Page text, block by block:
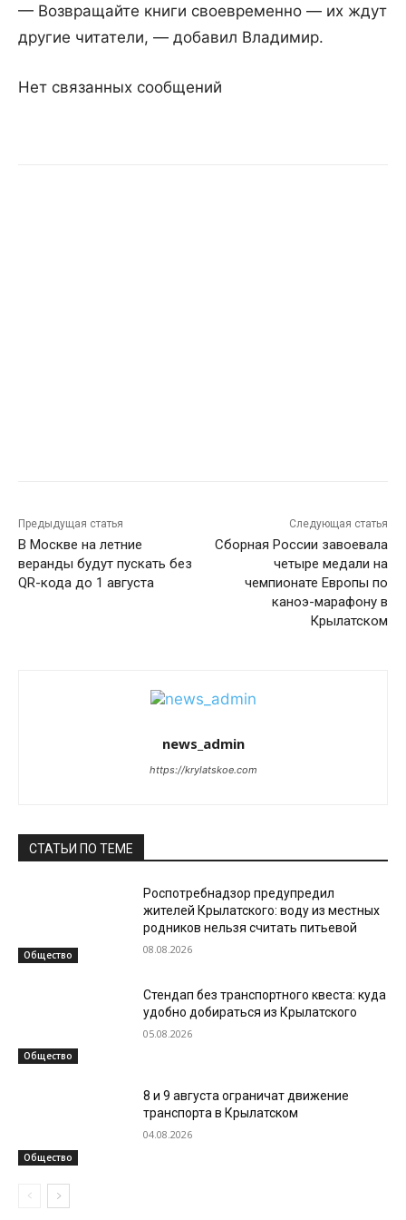
— Возвращайте книги своевременно — их ждут
другие читатели, — добавил Владимир.
Нет связанных сообщений
Предыдущая статья
В Москве на летние
веранды будут пускать без
QR-кода до 1 августа
Следующая статья
Сборная России завоевала
четыре медали на
чемпионате Европы по
каноэ-марафону в
Крылатском
news_admin
https://krylatskoe.com
СТАТЬИ ПО ТЕМЕ
Общество
Роспотребнадзор предупредил
жителей Крылатского: воду из местных
родников нельзя считать питьевой
08.08.2026
Общество
Стендап без транспортного квеста: куда
удобно добираться из Крылатского
05.08.2026
Общество
8 и 9 августа ограничат движение
транспорта в Крылатском
04.08.2026